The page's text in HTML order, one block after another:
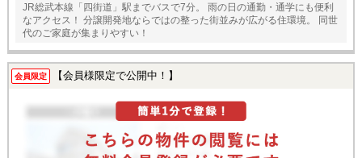
JR総武本線「四街道」駅までバスで7分。 雨の日の通勤・通学にも便利
なアクセス！ 分譲開発地ならではの整った街並みが広がる住環境。 同世
代のご家庭が集まりやすい！
会員限定 【会員様限定で公開中！】